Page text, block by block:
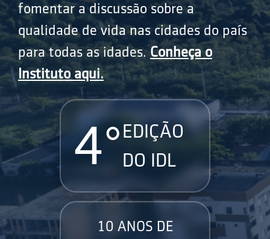
fomentar a discussão sobre a
qualidade de vida nas cidades do país
para todas as idades.Conheça o
Instituto aqui.
4° EDIÇÃO
DO IDL
10 ANOS DE